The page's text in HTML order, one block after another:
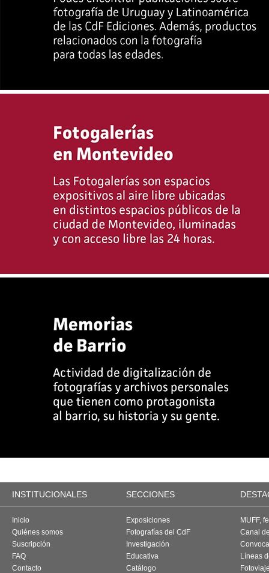
INSTITUCIONALES SECCIONES
Inicio
Quiénes somos
Suscripción
FAQ
Contacto
Exposiciones
Fotografías del CdF
Investigación
Educativa
Catálogo
MUFF,
Canal
Líneas